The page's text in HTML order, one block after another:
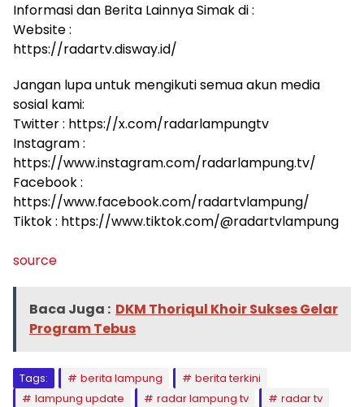
Informasi dan Berita Lainnya Simak di :
Website :
https://radartv.disway.id/
Jangan lupa untuk mengikuti semua akun media
sosial kami:
Twitter : https://x.com/radarlampungtv
Instagram :
https://www.instagram.com/radarlampung.tv/
Facebook :
https://www.facebook.com/radartvlampung/
Tiktok : https://www.tiktok.com/@radartvlampung
source
Baca Juga : DKM Thoriqul Khoir Sukses Gelar
Program Tebus
Tags: berita lampung
berita terkini
lampung update
radar lampung tv
radar tv